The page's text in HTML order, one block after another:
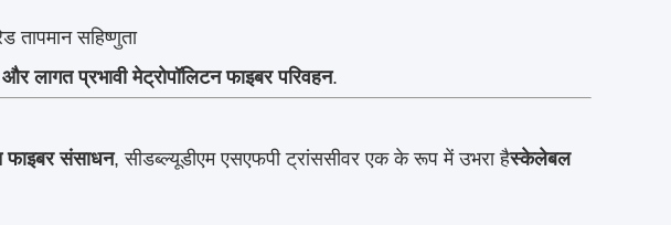
तापमान सहिष्णुता
प्रभावी मेट्रोपॉलिटन फाइबर परिवहन.
फाइबर संसाधन, सीडब्ल्यूडीएम एसएफपी ट्रांससीवर एक के रूप में उभरा हैस्केलेबल